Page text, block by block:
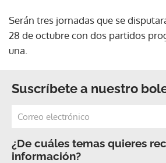
Serán tres jornadas que se
28 de octubre con dos partidos
una.
Suscríbete a nuestro
¿De cuáles temas quieres
información?